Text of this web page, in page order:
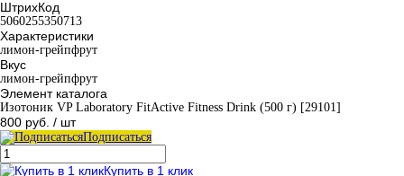
ШтрихКод
5060255350713
Характеристики
лимон-грейпфрут
Вкус
лимон-грейпфрут
Элемент каталога
Изотоник VP Laboratory FitActive Fitness Drink (500 г) [29101]
800 руб. / шт
Подписаться
Купить в 1 клик